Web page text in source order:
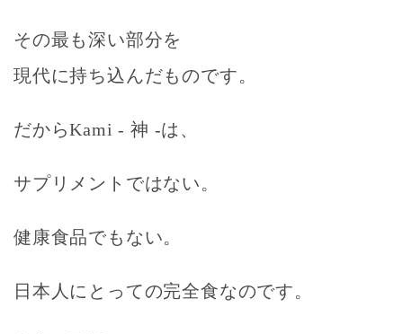
その最も深い部分を
現代に持ち込んだものです。
だからKami - 神 -は、
サプリメントではない。
健康食品でもない。
日本人にとっての完全食なのです。